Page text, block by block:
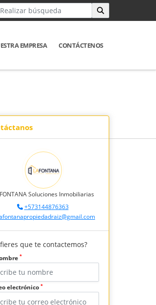
EMPRESA CONTÁCTENOS
Soluciones Inmobiliarias
+573144876363
que te contactemos?
*
electrónico *